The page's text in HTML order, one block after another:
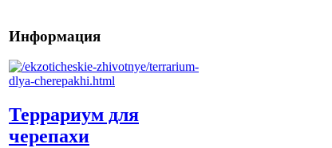
Информация
Террариум для
черепахи